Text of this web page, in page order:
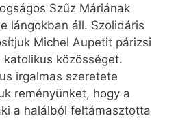
Szűz Máriának
lángokban áll. Szolidáris
Michel Aupetit párizsi
közösséget.
irgalmas szeretete
reményünket, hogy a
a halálból feltámasztotta